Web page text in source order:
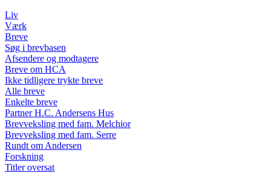
Liv
Værk
Breve
Søg i brevbasen
Afsendere og modtagere
Breve om HCA
Ikke tidligere trykte breve
Alle breve
Enkelte breve
Partner H.C. Andersens Hus
Brevveksling med fam. Melchior
Brevveksling med fam. Serre
Rundt om Andersen
Forskning
Titler oversat